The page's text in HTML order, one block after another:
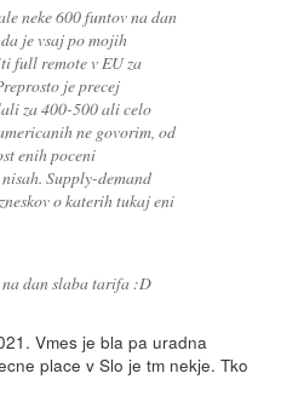
neke 600 funtov na dan
je vsaj po mojih
full remote v EU za
je precej
za 400-500 ali celo
ne govorim, od
enih poceni
Supply-demand
o katerih tukaj eni
dan slaba tarifa :D
Vmes je bla pa uradna
place v Slo je tm nekje. Tko